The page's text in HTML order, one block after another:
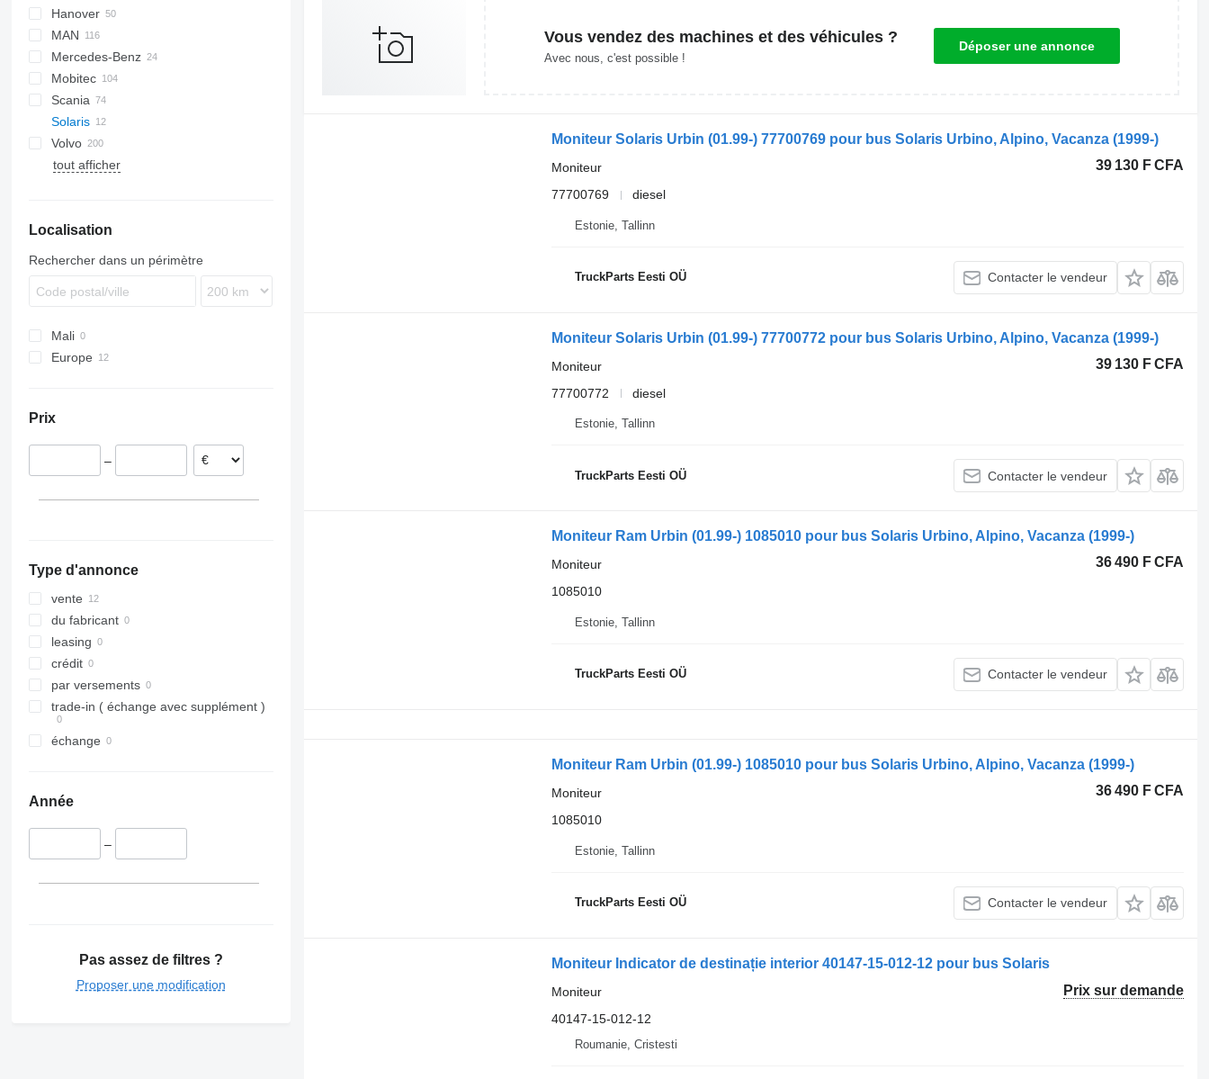
Futura
Hanover
Crossway
Daily
Magelys
Proway
MAN
A-series
Lion's series
Mercedes-Benz
Citaro
Mobitec
Cityliner
Jetliner
Megaliner
Skyliner
Scania
Solaris
Alpino
Urbino
Astromega
Volvo
7700
B-series
tout afficher
Localisation
Rechercher dans un périmètre
Mali
Europe
Prix
–
Type d'annonce
vente
du fabricant
leasing
crédit
par versements
trade-in ( échange avec supplément )
échange
Année
–
Pas assez de filtres ?
Proposer une modification
Vous vendez des machines et des véhicules ?
Avec nous, c'est possible !
Déposer une annonce
Moniteur Solaris Urbin (01.99-) 77700769 pour bus Solaris Urbino, Alpino, Vacanza (1999-)
39 130 F CFA
Moniteur
77700769
diesel
Estonie, Tallinn
TruckParts Eesti OÜ Contacter le vendeur
Moniteur Solaris Urbin (01.99-) 77700772 pour bus Solaris Urbino, Alpino, Vacanza (1999-)
39 130 F CFA
Moniteur
77700772
diesel
Estonie, Tallinn
TruckParts Eesti OÜ Contacter le vendeur
Moniteur Ram Urbin (01.99-) 1085010 pour bus Solaris Urbino, Alpino, Vacanza (1999-)
36 490 F CFA
Moniteur
1085010
Estonie, Tallinn
TruckParts Eesti OÜ Contacter le vendeur
Moniteur Ram Urbin (01.99-) 1085010 pour bus Solaris Urbino, Alpino, Vacanza (1999-)
36 490 F CFA
Moniteur
1085010
Estonie, Tallinn
TruckParts Eesti OÜ Contacter le vendeur
Moniteur Indicator de destinație interior 40147-15-012-12 pour bus Solaris
Prix sur demande
Moniteur
40147-15-012-12
Roumanie, Cristesti